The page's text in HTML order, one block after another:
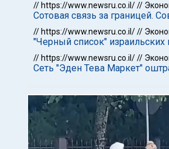
// https://www.newsru.co.il///
Сотовая связь за границей.
// https://www.newsru.co.il///
"Черный список"
// https://www.newsru.co.il///
Сеть "Эден Тева Маркет"